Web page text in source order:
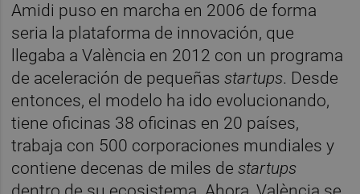
Amidi puso en marcha en 2006 de forma
seria la plataforma de innovación, que
llegaba a València en 2012 con un programa
de aceleración de pequeñasstartups. Desde
entonces, el modelo ha ido evolucionando,
tiene oficinas 38 oficinas en 20 países,
trabaja con 500 corporaciones mundiales y
contiene decenas de miles destartups